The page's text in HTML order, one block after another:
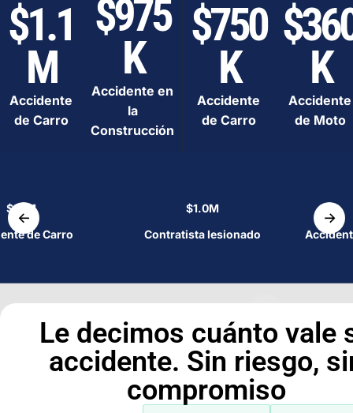
$1.1
M
Accidente
de Carro
$975
K
Accidente en
la
Construcción
$750
K
Accidente
de Carro
K
Accidente
de Moto
←
$1.1M
de Carro
$1.0M
Contratista lesionado
→
Le decimos cuánto vale
accidente. Sin riesgo,
compromiso